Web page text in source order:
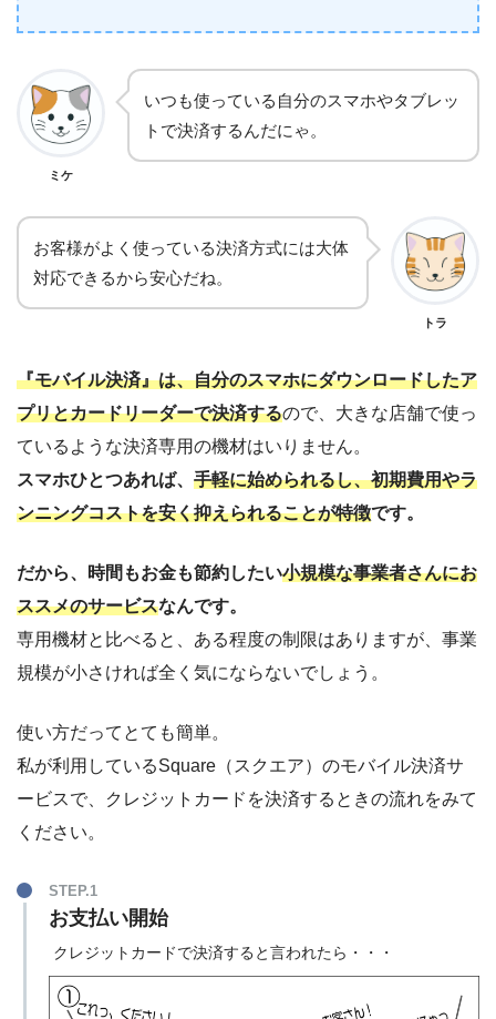
ミケ
いつも使っている自分のスマホやタブレッ
トで決済するんだにゃ。
お客様がよく使っている決済方式には大体
対応できるから安心だね。
トラ
『モバイル決済』は、自分のスマホにダウンロードしたア
プリとカードリーダーで決済するので、大きな店舗で使っ
ているような決済専用の機材はいりません。
スマホひとつあれば、 手軽に始められるし、初期費用やラ
ンニングコストを安く抑えられることが特徴です。
だから、時間もお金も節約したい小規模な事業者さんにお
ススメのサービスなんです。
専用機材と比べると、ある程度の制限はありますが、事業
規模が小さければ全く気にならないでしょう。
使い方だってとても簡単。
私が利用しているSquare（スクエア）のモバイル決済サ
ービスで、クレジットカードを決済するときの流れをみて
ください。
STEP.1
お支払い開始
クレジットカードで決済すると言われたら・・・